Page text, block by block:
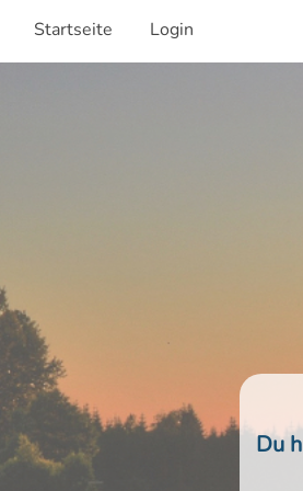
Startseite Login
Du